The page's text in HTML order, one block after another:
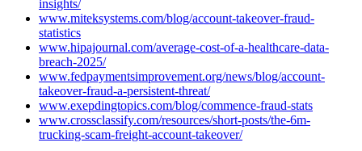
insights/
www.miteksystems.com/blog/account-takeover-fraud-
statistics
www.hipajournal.com/average-cost-of-a-healthcare-data-
breach-2025/
www.fedpaymentsimprovement.org/news/blog/account-
takeover-fraud-a-persistent-threat/
www.exepdingtopics.com/blog/commence-fraud-stats
www.crossclassify.com/resources/short-posts/the-6m-
trucking-scam-freight-account-takeover/